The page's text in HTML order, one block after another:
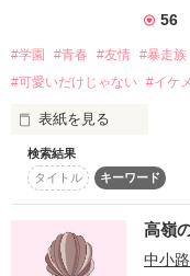
逆ハーランキング21位
PV数40000越え！！！
□■□■□■□■□■□■□■□■□■□
仲間以外信じられなく
イケメン転校
56
#学園 #青春 #友情 #暴走族
#可愛いだけじゃない #イケ
表紙を見る
秘密だらけの嘘がつけ
×
ワケアリなトップに
検索結果
タイトル
キーワード
高嶺
中小